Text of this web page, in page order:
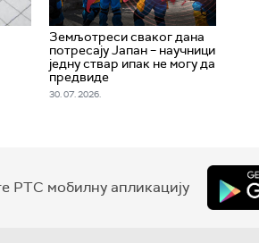
Земљотреси сваког дана
потресају Јапан – научници
једну ствар ипак не могу да
предвиде
30. 07. 2026.
РТС мобилну апликацију